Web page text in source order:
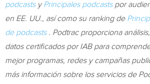
podcasts yPrincipales podcasts por
en EE. UU., así como su ranking de
de podcasts
. Podtrac proporciona
datos certificados por IAB para
mejor programas, redes y campañas
más información sobre los servicios de